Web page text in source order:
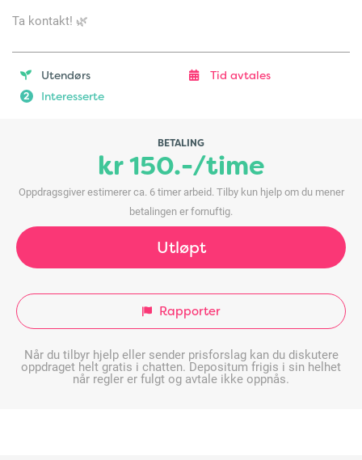
Ta kontakt! 🌿
Utendørs Tid avtales
2 Interesserte
BETALING
kr 150.-/time
Oppdragsgiver estimerer ca. 6 timer arbeid. Tilby kun hjelp om du mener
betalingen er fornuftig.
Utløpt
Rapporter
Når du tilbyr hjelp eller sender prisforslag kan du diskutere
oppdraget helt gratis i chatten. Depositum frigis i sin helhet
når regler er fulgt og avtale ikke oppnås.